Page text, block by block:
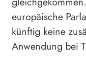
europäische
künftig keine
Anwendung bei